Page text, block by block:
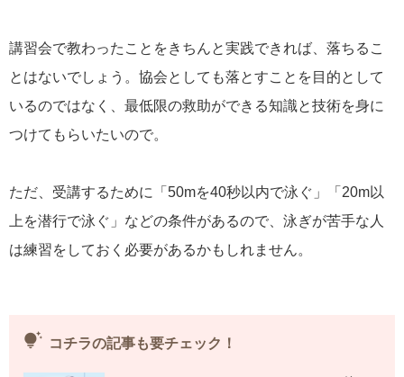
講習会で教わったことをきちんと実践できれば、落ちるこ
とはないでしょう。協会としても落とすことを目的として
いるのではなく、最低限の救助ができる知識と技術を身に
つけてもらいたいので。
ただ、受講するために「50mを40秒以内で泳ぐ」「20m以
上を潜行で泳ぐ」などの条件があるので、泳ぎが苦手な人
は練習をしておく必要があるかもしれません。
tips_and_updates コチラの記事も要チェック！